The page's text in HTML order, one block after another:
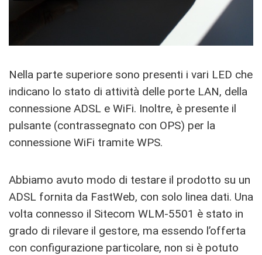
Nella parte superiore sono presenti i vari LED che
indicano lo stato di attività delle porte LAN, della
connessione ADSL e WiFi. Inoltre, è presente il
pulsante (contrassegnato con OPS) per la
connessione WiFi tramite WPS.
Abbiamo avuto modo di testare il prodotto su un
ADSL fornita da FastWeb, con solo linea dati. Una
volta connesso il Sitecom WLM-5501 è stato in
grado di rilevare il gestore, ma essendo l’offerta
con configurazione particolare, non si è potuto